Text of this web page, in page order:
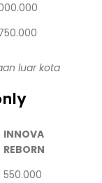
luar kota
INNOVA
REBORN
550.000